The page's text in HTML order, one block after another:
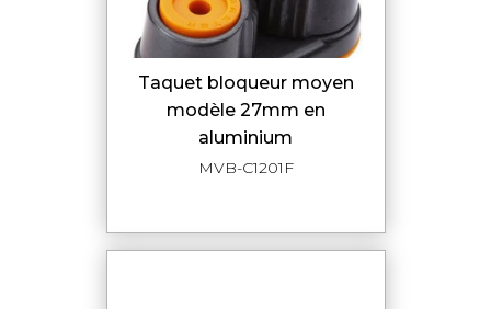
taquet bloqueur moyen
modèle 27mm en
aluminium
MVB-C1201F